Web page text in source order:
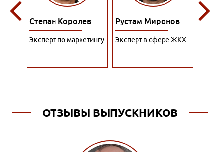
Степан Королев
Эксперт по маркетингу
Рустам Миронов
Эксперт в сфере ЖКХ
ОТЗЫВЫ ВЫПУСКНИКОВ